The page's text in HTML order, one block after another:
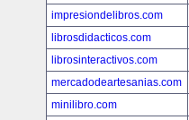
impresiondelibros.com
librosdidacticos.com
librosinteractivos.com
mercadodeartesanias.com
minilibro.com